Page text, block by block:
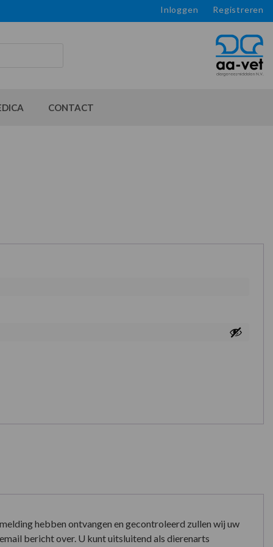
Inloggen Registreren
CONTACT
hebben ontvangen en gecontroleerd zullen wij uw
bericht over. U kunt uitsluitend als dierenarts